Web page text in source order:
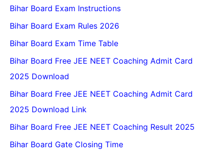
Bihar Board Exam Instructions
Bihar Board Exam Rules 2026
Bihar Board Exam Time Table
Bihar Board Free JEE NEET Coaching Admit Card
2025 Download
Bihar Board Free JEE NEET Coaching Admit Card
2025 Download Link
Bihar Board Free JEE NEET Coaching Result 2025
Bihar Board Gate Closing Time